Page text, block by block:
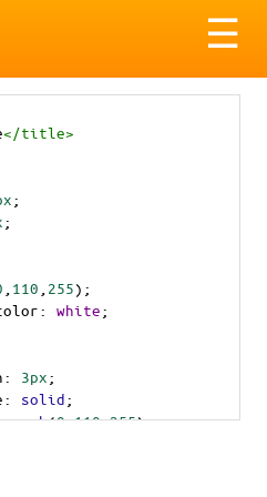
☰
</title>
;
;
110 255);
: white;
: 3px;
: solid;
: rgb(0,110,255);